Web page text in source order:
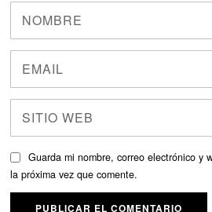
Guarda mi nombre, correo electrónico y
la próxima vez que comente.